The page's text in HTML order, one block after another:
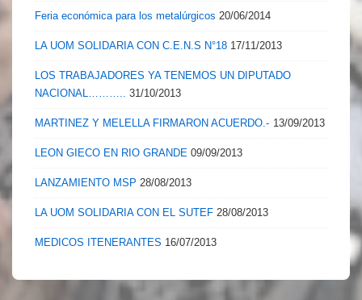
Feria económica para los metalúrgicos 20/06/2014
LA UOM SOLIDARIA CON C.E.N.S N°18 17/11/2013
LOS TRABAJADORES YA TENEMOS UN DIPUTADO
NACIONAL………..
31/10/2013
MARTINEZ Y MELELLA FIRMARON ACUERDO.- 13/09/2013
LEON GIECO EN RIO GRANDE 09/09/2013
LANZAMIENTO MSP 28/08/2013
LA UOM SOLIDARIA CON EL SUTEF 28/08/2013
MEDICOS ITENERANTES 16/07/2013